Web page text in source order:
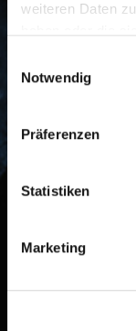
weiteren Daten
sowie
Cookiesfinden
Notwendig
Präferenzen
Statistiken
Marketing
gwarantują
Siła